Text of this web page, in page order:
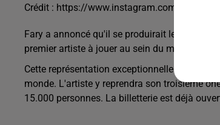
Crédit : https://www.instagram.com/farylopesb
Fary a annoncé qu'il se produirait le 7 juillet
premier artiste à jouer au sein du mythique
Cette représentation exceptionnelle se
monde. L'artiste y reprendra son troisième
15.000 personnes. La billetterie est déjà